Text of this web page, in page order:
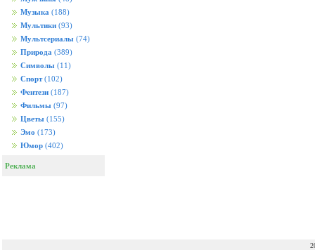
Музыка (188)
Мультики (93)
Мультсериалы (74)
Природа (389)
Символы (11)
Спорт (102)
Фентези (187)
Фильмы (97)
Цветы (155)
Эмо (173)
Юмор (402)
Реклама